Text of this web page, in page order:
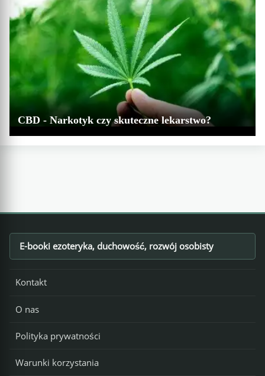
CBD - Narkotyk czy skuteczne lekarstwo?
Footer
E-booki ezoteryka, duchowość, rozwój osobisty
Kontakt
O nas
Polityka prywatności
Warunki korzystania